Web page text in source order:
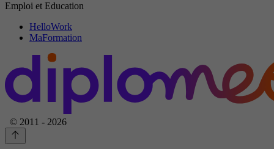
Emploi et Education
HelloWork
MaFormation
© 2011 - 2026